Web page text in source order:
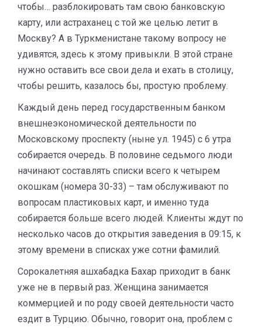
чтобы… разблокировать там свою банковскую
карту, или астраханец с той же целью летит в
Москву? А в Туркменистане такому вопросу не
удивятся, здесь к этому привыкли. В этой стране
нужно оставить все свои дела и ехать в столицу,
чтобы решить, казалось бы, простую проблему.
Каждый день перед государственным банком
внешнеэкономической деятельности по
Московскому проспекту (ныне ул. 1945) с 6 утра
собирается очередь. В половине седьмого люди
начинают составлять списки всего к четырем
окошкам (номера 30-33) – там обслуживают по
вопросам пластиковых карт, и именно туда
собирается больше всего людей. Клиенты ждут по
несколько часов до открытия заведения в 09:15, к
этому времени в списках уже сотни фамилий.
Сорокалетняя ашхабадка Бахар приходит в банк
уже не в первый раз. Женщина занимается
коммерцией и по роду своей деятельности часто
ездит в Турцию. Обычно, говорит она, проблем с